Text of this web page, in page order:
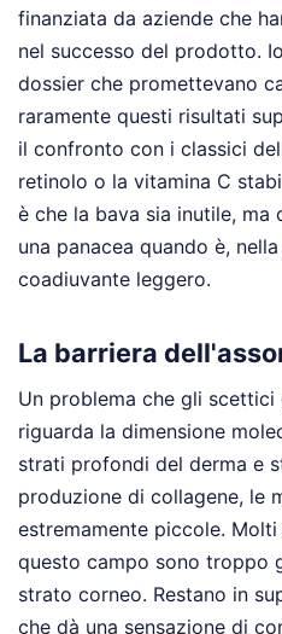
finanziata da aziende che
nel successo del prodotto.
dossier che promettevano
raramente questi risultati
il confronto con i classici
retinolo o la vitamina C
è che la bava sia inutile, ma
una panacea quando è,
coadiuvante leggero.
La barriera
Un problema che gli scettici
riguarda la dimensione
strati profondi del derma e
produzione di collagene, le
estremamente piccole.
questo campo sono troppo
strato corneo. Restano in
che dà una sensazione di